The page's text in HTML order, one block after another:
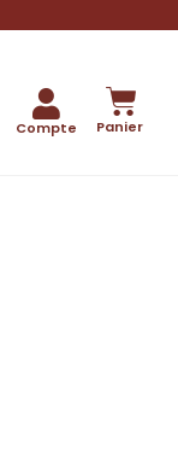
Compte Panier